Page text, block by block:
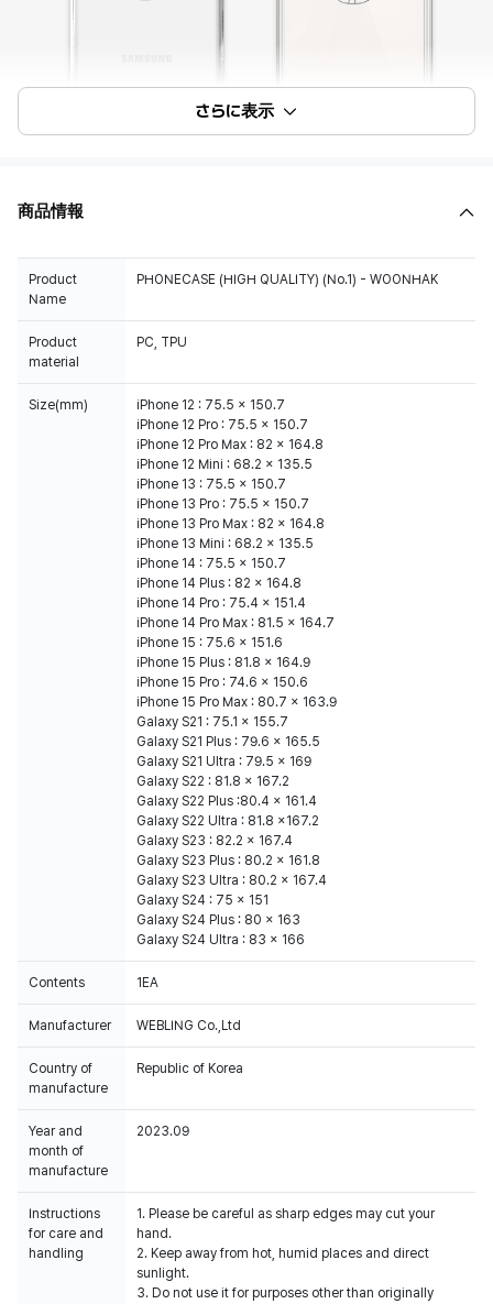
さらに表示
商品情報
Product
Name
PHONECASE (HIGH QUALITY) (No.1) - WOONHAK
Product
material
PC, TPU
Size(mm)
iPhone 12 : 75.5 x 150.7
iPhone 12 Pro : 75.5 x 150.7
iPhone 12 Pro Max : 82 x 164.8
iPhone 12 Mini : 68.2 x 135.5
iPhone 13 : 75.5 x 150.7
iPhone 13 Pro : 75.5 x 150.7
iPhone 13 Pro Max : 82 x 164.8
iPhone 13 Mini : 68.2 x 135.5
iPhone 14 : 75.5 x 150.7
iPhone 14 Plus : 82 x 164.8
iPhone 14 Pro : 75.4 x 151.4
iPhone 14 Pro Max : 81.5 x 164.7
iPhone 15 : 75.6 x 151.6
iPhone 15 Plus : 81.8 x 164.9
iPhone 15 Pro : 74.6 x 150.6
iPhone 15 Pro Max : 80.7 x 163.9
Galaxy S21 : 75.1 x 155.7
Galaxy S21 Plus : 79.6 x 165.5
Galaxy S21 Ultra : 79.5 x 169
Galaxy S22 : 81.8 x 167.2
Galaxy S22 Plus :80.4 x 161.4
Galaxy S22 Ultra : 81.8 x167.2
Galaxy S23 : 82.2 x 167.4
Galaxy S23 Plus : 80.2 x 161.8
Galaxy S23 Ultra : 80.2 x 167.4
Galaxy S24 : 75 x 151
Galaxy S24 Plus : 80 x 163
Galaxy S24 Ultra : 83 x 166
Contents 1EA
Manufacturer WEBLING Co.,Ltd
Country of
manufacture
Republic of Korea
Year and
month of
manufacture
2023.09
Instructions
for care and
handling
1. Please be careful as sharp edges may cut your
hand.
2. Keep away from hot, humid places and direct
sunlight.
3. Do not use it for purposes other than originally